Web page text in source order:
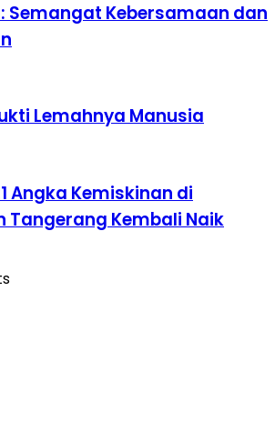
Semangat Kebersamaan dan
Lemahnya Manusia
Angka Kemiskinan di
Tangerang Kembali Naik